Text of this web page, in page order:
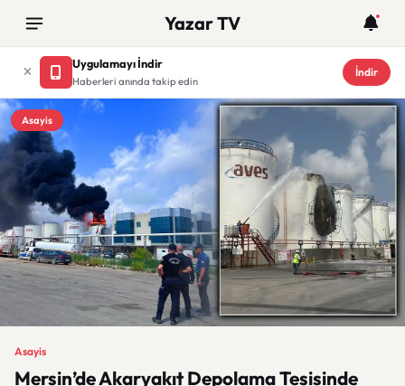
Yazar TV
Uygulamayı İndir
Haberleri anında takip edin
İndir
Asayis
Asayis
Mersin’de Akaryakıt Depolama Tesisinde